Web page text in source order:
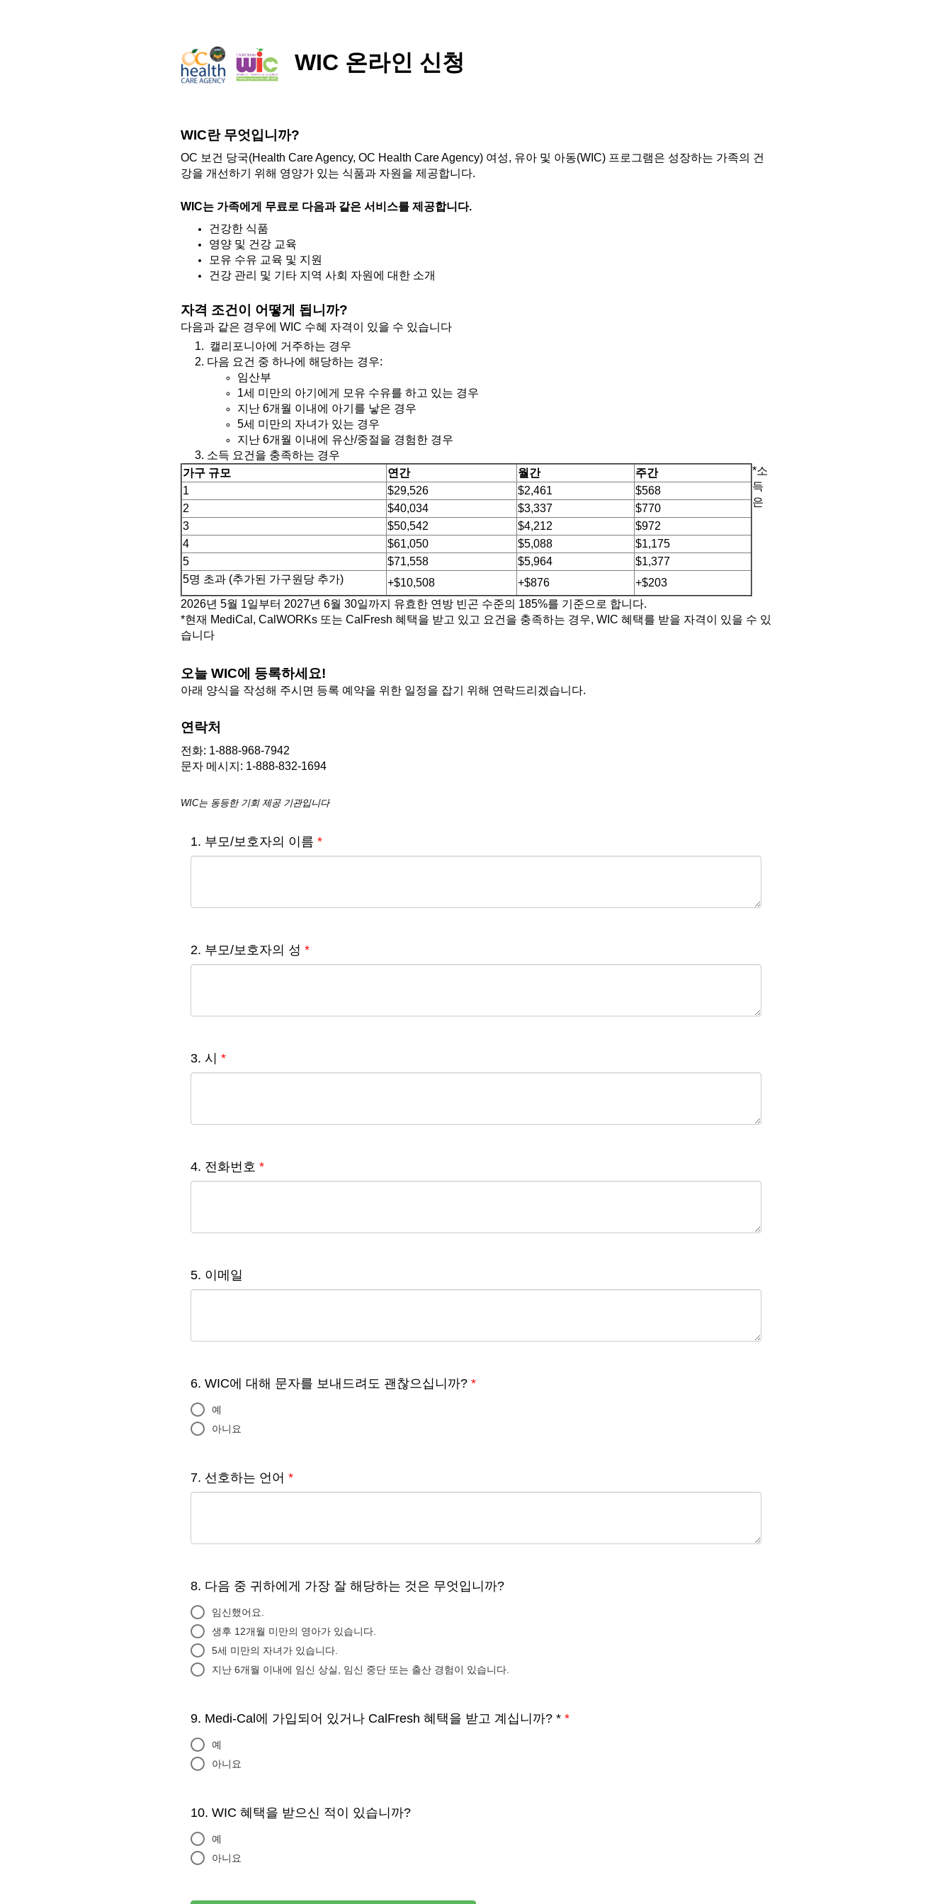
WIC 온라인 신청
WIC란 무엇입니까?
OC 보건 당국(Health Care Agency, OC Health Care Agency) 여성, 유아 및 아동(WIC) 프로그램은 성장하는 가족의 건
강을 개선하기 위해 영양가 있는 식품과 자원을 제공합니다.
WIC는 가족에게 무료로 다음과 같은 서비스를 제공합니다.
건강한 식품
영양 및 건강 교육
모유 수유 교육 및 지원
건강 관리 및 기타 지역 사회 자원에 대한 소개
자격 조건이 어떻게 됩니까?
다음과 같은 경우에 WIC 수혜 자격이 있을 수 있습니다
1. 캘리포니아에 거주하는 경우
2. 다음 요건 중 하나에 해당하는 경우:
임산부
1세 미만의 아기에게 모유 수유를 하고 있는 경우
지난 6개월 이내에 아기를 낳은 경우
5세 미만의 자녀가 있는 경우
지난 6개월 이내에 유산/중절을 경험한 경우
3. 소득 요건을 충족하는 경우
가구 규모
연간 월간
주간
1
$29,526 $2,461
$568
2
$40,034 $3,337
$770
3
$50,542 $4,212
$972
4
$61,050 $5,088
$1,175
5
$71,558 $5,964
$1,377
5명 초과 (추가된 가구원당 추가) +$10,508 +$876 +$203
*소
득
은
2026년 5월 1일부터 2027년 6월 30일까지 유효한 연방 빈곤 수준의 185%를 기준으로 합니다.
*현재 MediCal, CalWORKs 또는 CalFresh 혜택을 받고 있고 요건을 충족하는 경우, WIC 혜택를 받을 자격이 있을 수 있
습니다
오늘 WIC에 등록하세요!
아래 양식을 작성해 주시면 등록 예약을 위한 일정을 잡기 위해 연락드리겠습니다.
연락처
전화: 1-888-968-7942
문자 메시지: 1-888-832-1694
WIC는 동등한 기회 제공 기관입니다
1. 부모/보호자의 이름 *
2. 부모/보호자의 성 *
3. 시 *
4. 전화번호 *
5. 이메일
6. WIC에 대해 문자를 보내드려도 괜찮으십니까? *
예
아니요
7. 선호하는 언어 *
8. 다음 중 귀하에게 가장 잘 해당하는 것은 무엇입니까?
임신했어요.
생후 12개월 미만의 영아가 있습니다.
5세 미만의 자녀가 있습니다.
지난 6개월 이내에 임신 상실, 임신 중단 또는 출산 경험이 있습니다.
9. Medi-Cal에 가입되어 있거나 CalFresh 혜택을 받고 계십니까? * *
예
아니요
10. WIC 혜택을 받으신 적이 있습니까?
예
아니요